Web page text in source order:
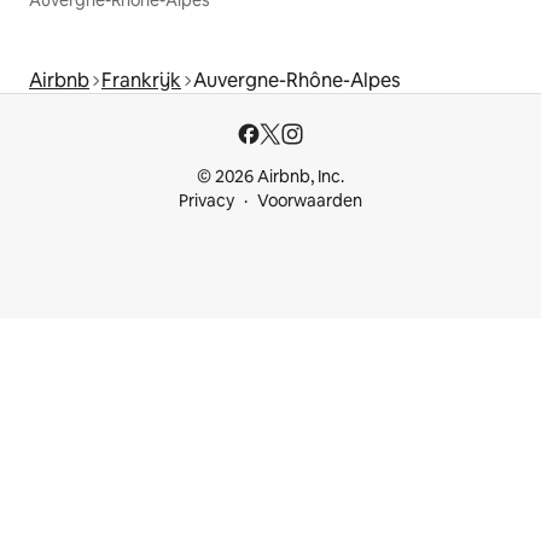
Airbnb Frankrijk Auvergne-Rhône-Alpes
© 2026 Airbnb, Inc.
Privacy
Voorwaarden